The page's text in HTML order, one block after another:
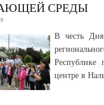
СРЕДЫ
В честь Дня
Республике
центре в